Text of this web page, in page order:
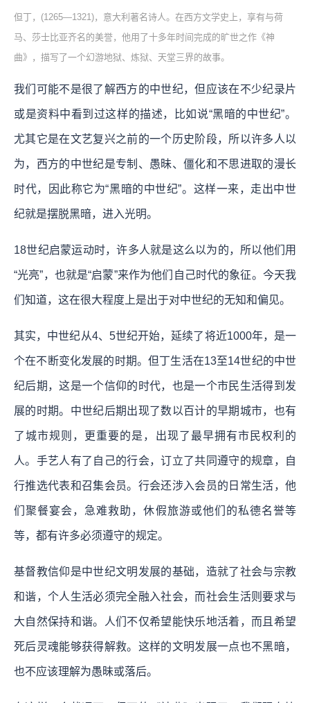
但丁，(1265—1321)，意大利著名诗人。在西方文学史上，享有与荷
马、莎士比亚齐名的美誉，他用了十多年时间完成的旷世之作《神
曲》，描写了一个幻游地狱、炼狱、天堂三界的故事。
我们可能不是很了解西方的中世纪，但应该在不少纪录片
或是资料中看到过这样的描述，比如说“黑暗的中世纪”。
尤其它是在文艺复兴之前的一个历史阶段，所以许多人以
为，西方的中世纪是专制、愚昧、僵化和不思进取的漫长
时代，因此称它为“黑暗的中世纪”。这样一来，走出中世
纪就是摆脱黑暗，进入光明。
18世纪启蒙运动时，许多人就是这么以为的，所以他们用
“光亮”，也就是“启蒙”来作为他们自己时代的象征。今天我
们知道，这在很大程度上是出于对中世纪的无知和偏见。
其实，中世纪从4、5世纪开始，延续了将近1000年，是一
个在不断变化发展的时期。但丁生活在13至14世纪的中世
纪后期，这是一个信仰的时代，也是一个市民生活得到发
展的时期。中世纪后期出现了数以百计的早期城市，也有
了城市规则，更重要的是，出现了最早拥有市民权利的
人。手艺人有了自己的行会，订立了共同遵守的规章，自
行推选代表和召集会员。行会还涉入会员的日常生活，他
们聚餐宴会，急难救助，休假旅游或他们的私德名誉等
等，都有许多必须遵守的规定。
基督教信仰是中世纪文明发展的基础，造就了社会与宗教
和谐，个人生活必须完全融入社会，而社会生活则要求与
大自然保持和谐。人们不仅希望能快乐地活着，而且希望
死后灵魂能够获得解救。这样的文明发展一点也不黑暗，
也不应该理解为愚昧或落后。